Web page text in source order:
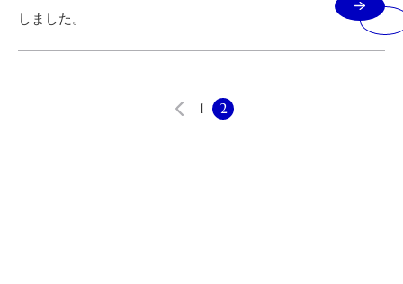
しました。
1 2